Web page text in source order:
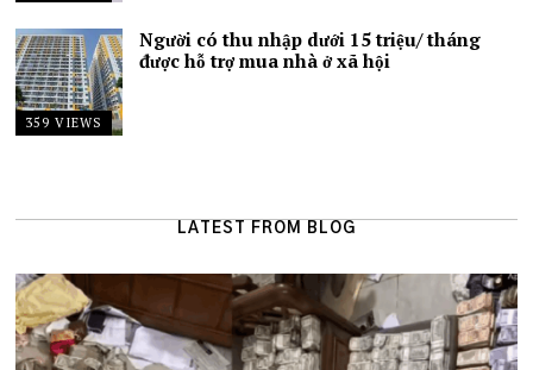
359 VIEWS
Người có thu nhập dưới 15 triệu/ tháng
được hỗ trợ mua nhà ở xã hội
LATEST FROM BLOG